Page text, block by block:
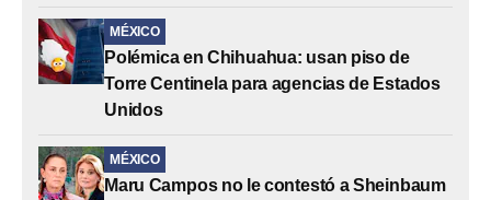
MÉXICO
Polémica en Chihuahua: usan piso de
Torre Centinela para agencias de Estados
Unidos
MÉXICO
Maru Campos no le contestó a Sheinbaum